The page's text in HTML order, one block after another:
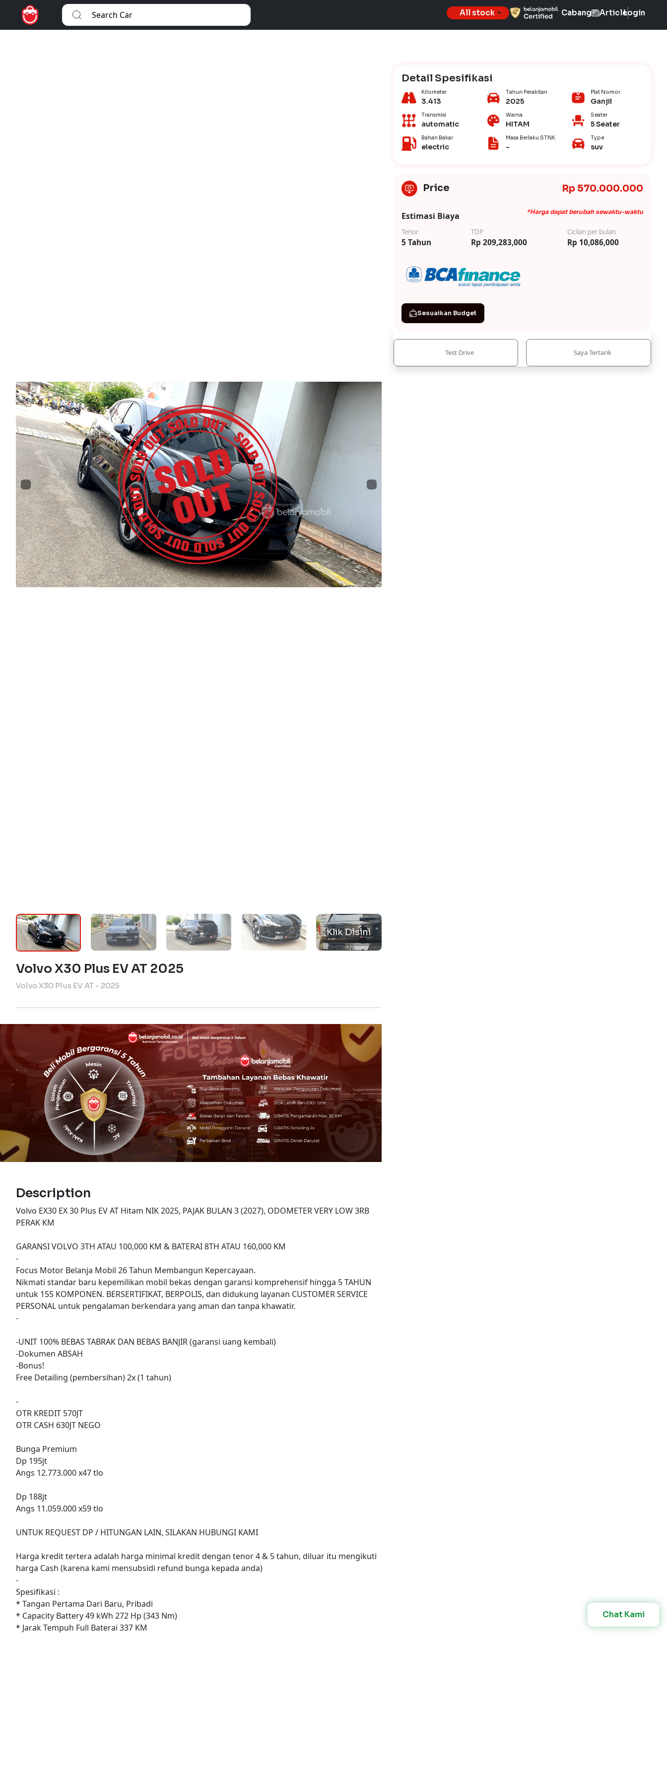
All stock Cabang ArticleLogin
Chat Kami
Volvo X30 Plus EV AT 2025
Volvo X30 Plus EV AT - 2025
Description
Volvo EX30 EX 30 Plus EV AT Hitam NIK 2025, PAJAK BULAN 3 (2027), ODOMETER VERY LOW 3RB
PERAK KM
GARANSI VOLVO 3TH ATAU 100,000 KM & BATERAI 8TH ATAU 160,000 KM
-
Focus Motor Belanja Mobil 26 Tahun Membangun Kepercayaan.
Nikmati standar baru kepemilikan mobil bekas dengan garansi komprehensif hingga 5 TAHUN
untuk 155 KOMPONEN. BERSERTIFIKAT, BERPOLIS, dan didukung layanan CUSTOMER SERVICE
PERSONAL untuk pengalaman berkendara yang aman dan tanpa khawatir.
-
-UNIT 100% BEBAS TABRAK DAN BEBAS BANJIR (garansi uang kembali)
-Dokumen ABSAH
-Bonus!
Free Detailing (pembersihan) 2x (1 tahun)
-
OTR KREDIT 570JT
OTR CASH 630JT NEGO
Bunga Premium
Dp 195jt
Angs 12.773.000 x47 tlo
Dp 188jt
Angs 11.059.000 x59 tlo
UNTUK REQUEST DP / HITUNGAN LAIN, SILAKAN HUBUNGI KAMI
Harga kredit tertera adalah harga minimal kredit dengan tenor 4 & 5 tahun, diluar itu mengikuti
harga Cash (karena kami mensubsidi refund bunga kepada anda)
-
Spesifikasi :
* Tangan Pertama Dari Baru, Pribadi
* Capacity Battery 49 kWh 272 Hp (343 Nm)
* Jarak Tempuh Full Baterai 337 KM
Detail Spesifikasi
Kilometer
3.413
Tahun Perakitan
2025
Plat Nomor
Ganjil
Transmisi
automatic
Warna
HITAM
Seater
5 Seater
Bahan Bakar
electric
Masa Berlaku STNK
-
Type
suv
Price Rp 570.000.000
Estimasi Biaya *Harga dapat berubah sewaktu-waktu
Tenor
5 Tahun
TDP
Rp 209,283,000
Cicilan per bulan
Rp 10,086,000
Sesuaikan Budget
Test Drive Saya Tertarik